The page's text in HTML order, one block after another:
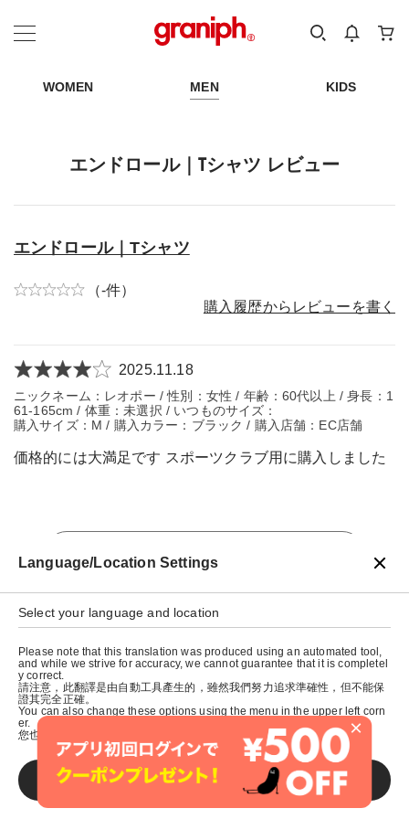
カテゴリーから探す
WOMEN MEN KIDS
エンドロール｜Tシャツ レビュー
エンドロール｜Tシャツ
（-件）
購入履歴からレビューを書く
2025.11.18
ニックネーム：レオポー / 性別：女性 / 年齢：60代以上 / 身長：1
61-165cm / 体重：未選択 / いつものサイズ：
購入サイズ：M / 購入カラー：ブラック / 購入店舗：EC店舗
価格的には大満足です スポーツクラブ用に購入しました
×
Language/Location Settings
Select your language and location
Please note that this translation was produced using an automated tool,
and while we strive for accuracy, we cannot guarantee that it is completel
y correct.
請注意，此翻譯是由自動工具產生的，雖然我們努力追求準確性，但不能保
證其完全正確。
You can also change these options using the menu in the upper left corn
er.
您也可以使用左上角的選單來更改這些選項。
SAVE